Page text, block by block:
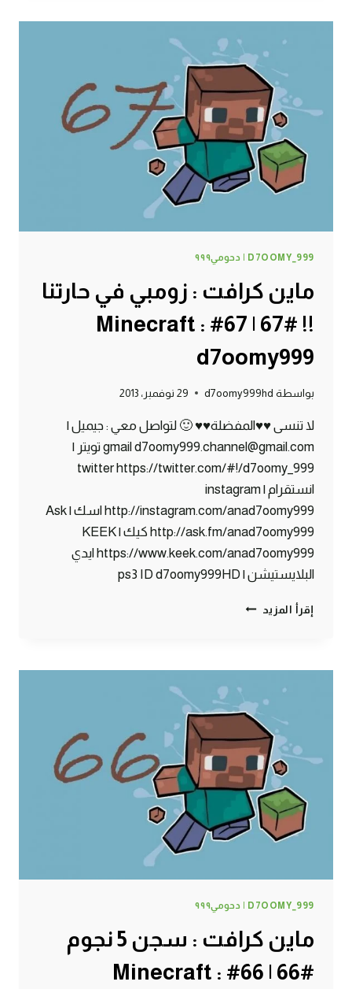
العار
#68
|
68#
MINECRAFT
:
D7OOMY999
D7OOMY_999 | دحومي٩٩٩
ماين كرافت : زومبي في حارتنا
!! #67 | 67# Minecraft :
d7oomy999
بواسطة d7oomy999hd 29 نوفمبر، 2013
لا تنسى ♥♥المفضلة♥♥ 🙂 لتواصل معي : جيميل |
gmail d7oomy999.channel@gmail.com تويتر |
twitter https://twitter.com/#!/d7oomy_999
انستقرام | instagram
http://instagram.com/anad7oomy999 اسك | Ask
http://ask.fm/anad7oomy999 كيك | KEEK
https://www.keek.com/anad7oomy999 ايدي
البلايستيشن | ps3 ID d7oomy999HD
إقرأ المزيد ماين
في
حارتنا
!!
#67
|
67#
MINECRAFT
:
D7OOMY999
D7OOMY_999 | دحومي٩٩٩
ماين كرافت : سجن 5 نجوم
#66 | 66# Minecraft :